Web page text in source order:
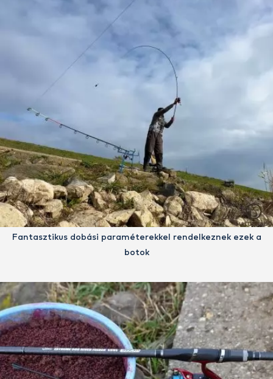
Fantasztikus dobási paraméterekkel rendelkeznek ezek a
botok